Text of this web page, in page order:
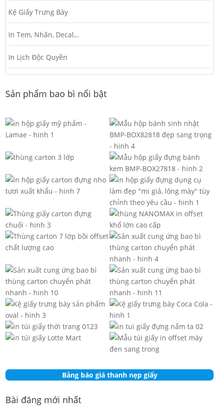
Kệ Giấy Trưng Bày
In Tem, Nhãn, Decal,..
In Lịch Độc Quyền
Sản phẩm bao bì nổi bật
Bảng báo giá thanh nẹp giấy
Bài đăng mới nhất